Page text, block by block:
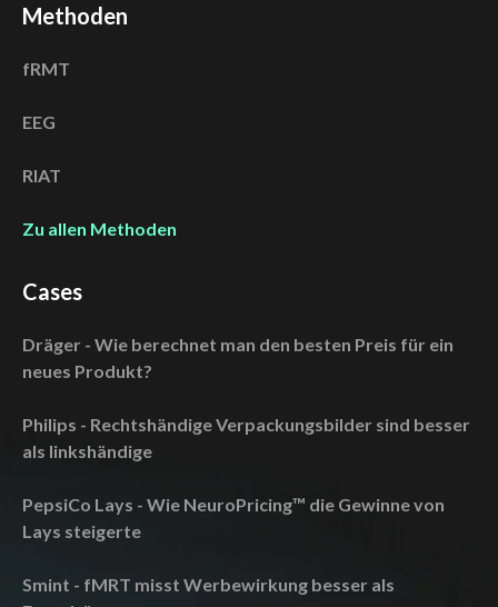
Methoden
fRMT
EEG
RIAT
Zu allen Methoden
Cases
Dräger - Wie berechnet man den besten Preis für ein
neues Produkt?
Philips - Rechtshändige Verpackungsbilder sind besser
als linkshändige
PepsiCo Lays - Wie NeuroPricing™ die Gewinne von
Lays steigerte
Smint - fMRT misst Werbewirkung besser als